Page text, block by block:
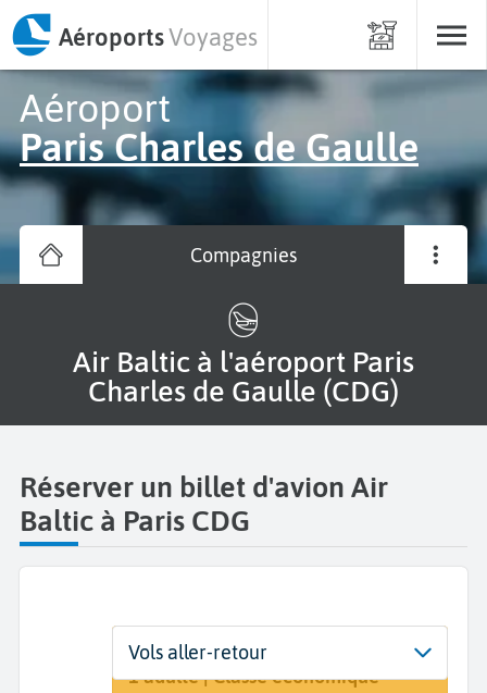
AéroportsVoyages
Aéroport
Paris Charles de Gaulle
Compagnies
Air Baltic à l'aéroport Paris
Charles de Gaulle (CDG)
Réserver un billet d'avion Air
Baltic à Paris CDG
Départ
Paris Charles de Gaulle (CDG)
Dates
Dates de votre voyage
Voyageurs | Classe
1 adulte | Classe économique
Vols aller-retour